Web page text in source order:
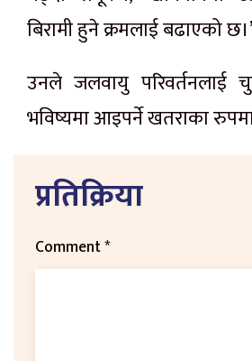
बिरामी हुने क्रमलाई बढाएको
उनले जलवायु परिवर्तनलाई
भविष्यमा आइपर्ने खतराका
प्रतिक्रिया
Comment*